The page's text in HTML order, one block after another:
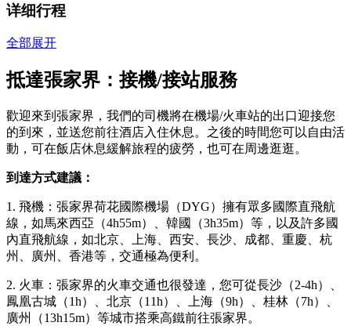
详细行程
全部展开
抵達張家界：接機/接站服務
歡迎來到張家界，我們的司機將在機場/火車站的出口迎接您
的到來，並送您前往酒店入住休息。之後的時間您可以自由活
動，可在飯店休息緩解旅程的疲勞，也可在周邊逛逛。
到達方式建議：
1. 飛機：張家界荷花國際機場（DYG）擁有眾多國際直飛航
線，如馬來西亞（4h55m）、韓國（3h35m）等，以及許多國
內直飛航線，如北京、上海、西安、長沙、成都、重慶、杭
州、廣州、香港等，交通極為便利。
2. 火車：張家界的火車交通也很發達，您可從長沙（2-4h）、
鳳凰古城（1h）、北京（11h）、上海（9h）、桂林（7h）、
廣州（13h15m）等城市搭乘高鐵前往張家界。